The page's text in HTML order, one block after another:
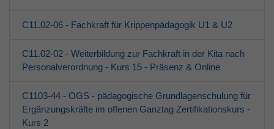
C11.02-06 - Fachkraft für Krippenpädagogik U1 & U2
C11.02-02 - Weiterbildung zur Fachkraft in der Kita nach
Personalverordnung - Kurs 15 - Präsenz & Online
C1103-44 - OGS - pädagogische Grundlagenschulung für
Ergänzungskräfte im offenen Ganztag Zertifikationskurs -
Kurs 2